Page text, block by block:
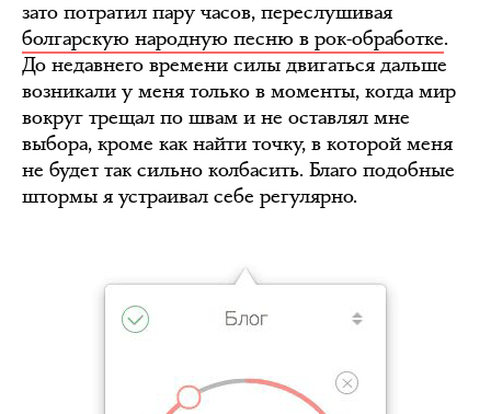
зато потратил пару часов, переслушивая
болгарскую народную песню в рок-обработке.
До недавнего времени силы двигаться дальше
возникали у меня только в моменты, когда мир
вокруг трещал по швам и не оставлял мне
выбора, кроме как найти точку, в которой меня
не будет так сильно колбасить. Благо подобные
штормы я устраивал себе регулярно.